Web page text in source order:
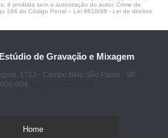
é proibida sem a autorização do autor. Crime de
184 do Código Penal – Lei 9610/98 - Lei de direitos
de Gravação e Mixagem
1712 - Campo Belo São Paulo - SP
004
Home